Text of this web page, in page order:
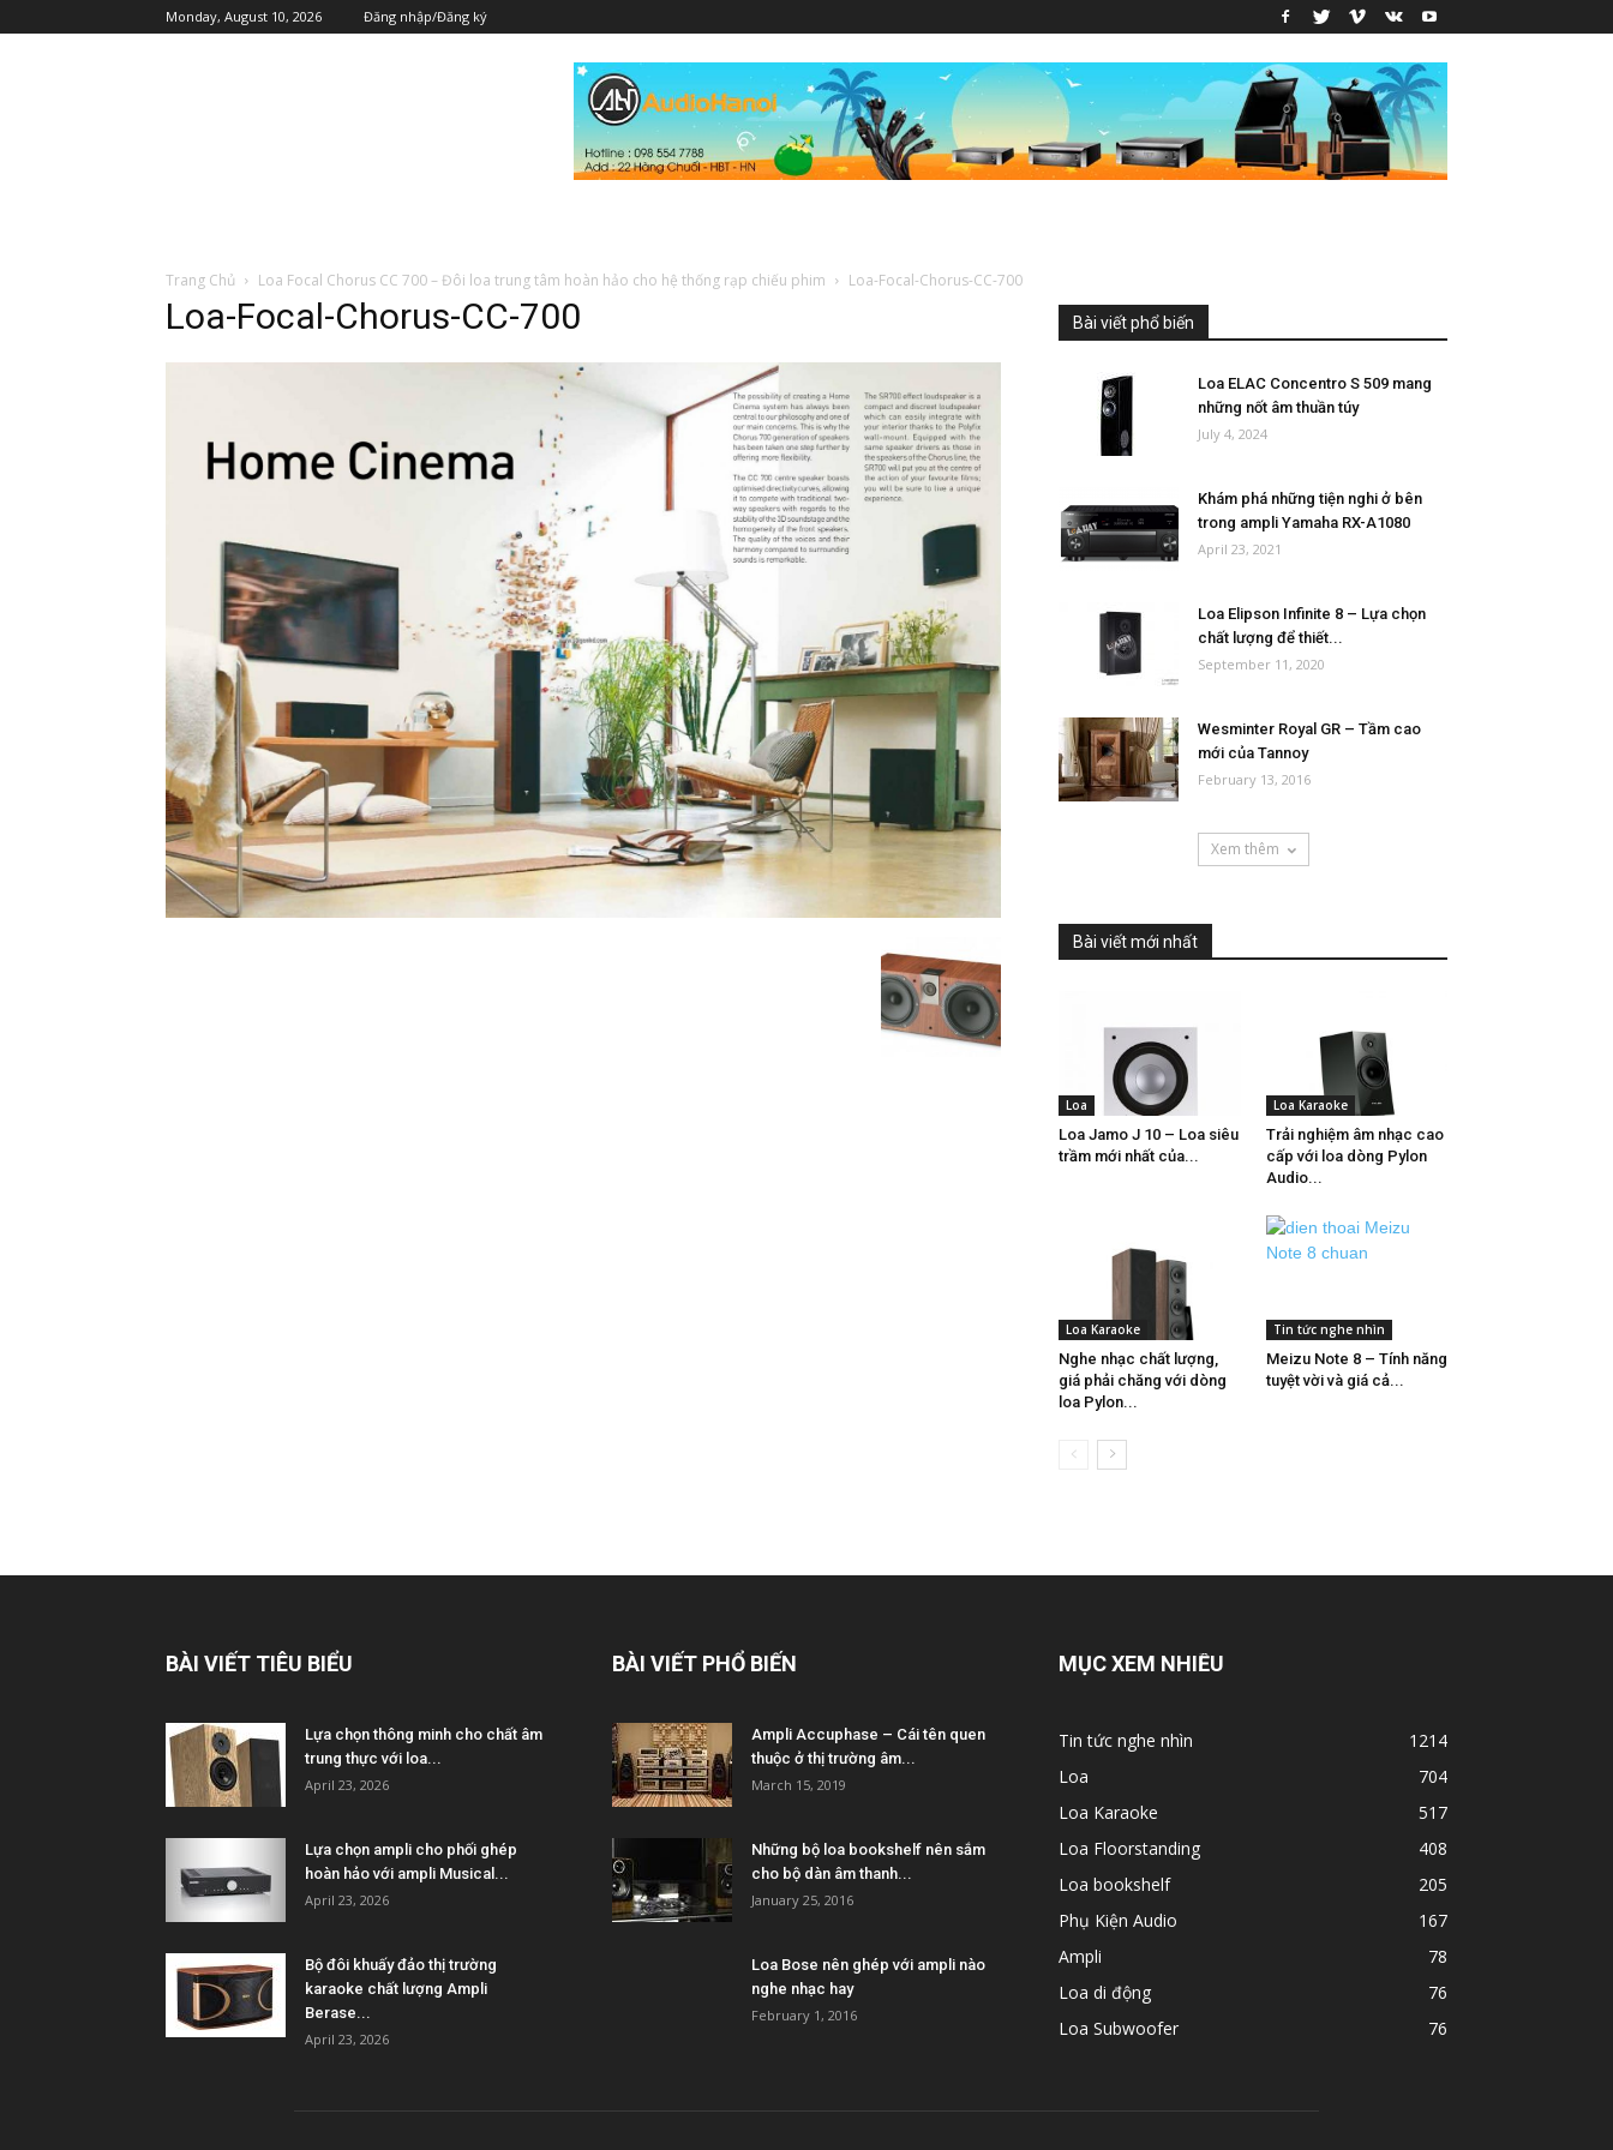
Monday, August 10, 2026 Đăng nhập/Đăng ký
Trang Chủ Loa Focal Chorus CC 700 – Đôi loa trung tâm hoàn hảo cho hệ thống rạp chiếu phim Loa-Focal-Chorus-CC-700
Loa-Focal-Chorus-CC-700 Bài viết phổ biến
Loa ELAC Concentro S 509 mang
những nốt âm thuần túy
July 4, 2024
Khám phá những tiện nghi ở bên
trong ampli Yamaha RX-A1080
April 23, 2021
Loa Elipson Infinite 8 – Lựa chọn
chất lượng để thiết...
September 11, 2020
Wesminter Royal GR – Tầm cao
mới của Tannoy
February 13, 2016
Xem thêm
Bài viết mới nhất
Loa
Loa Jamo J 10 – Loa siêu
trầm mới nhất của...
Loa Karaoke
Trải nghiệm âm nhạc cao
cấp với loa dòng Pylon
Audio...
Loa Karaoke
Nghe nhạc chất lượng,
giá phải chăng với dòng
loa Pylon...
Tin tức nghe nhìn
Meizu Note 8 – Tính năng
tuyệt vời và giá cả...
BÀI VIẾT TIÊU BIỂU
Lựa chọn thông minh cho chất âm
trung thực với loa...
April 23, 2026
Lựa chọn ampli cho phối ghép
hoàn hảo với ampli Musical...
April 23, 2026
Bộ đôi khuấy đảo thị trường
karaoke chất lượng Ampli
Berase...
April 23, 2026
BÀI VIẾT PHỔ BIẾN
Ampli Accuphase – Cái tên quen
thuộc ở thị trường âm...
March 15, 2019
Những bộ loa bookshelf nên sắm
cho bộ dàn âm thanh...
January 25, 2016
Loa Bose nên ghép với ampli nào
nghe nhạc hay
February 1, 2016
MỤC XEM NHIỀU
Tin tức nghe nhìn
1214
Loa
704
Loa Karaoke
517
Loa Floorstanding
408
Loa bookshelf
205
Phụ Kiện Audio
167
Ampli
78
Loa di động
76
Loa Subwoofer
76